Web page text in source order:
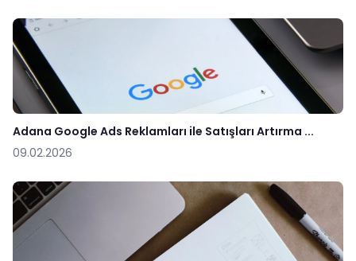
Adana Google Ads Reklamları ile Satışları Artırma ...
09.02.2026